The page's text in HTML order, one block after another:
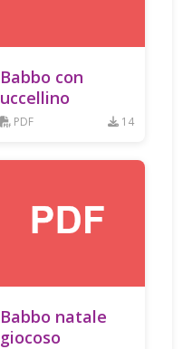
Babbo con
uccellino
PDF 14
Babbo natale
giocoso